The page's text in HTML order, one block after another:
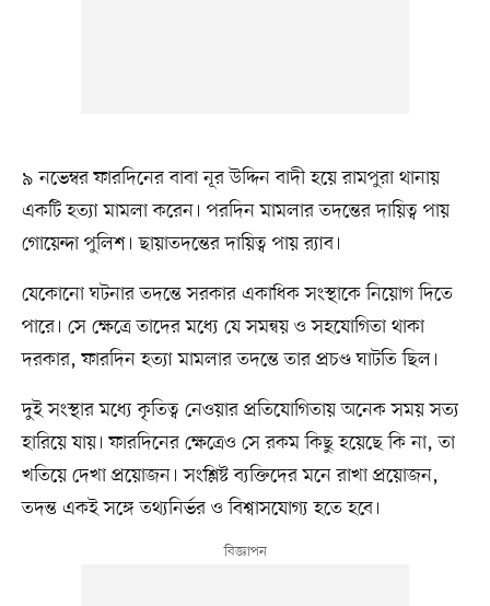
৯ নভেম্বর ফারদিনের বাবা নূর উদ্দিন বাদী হয়ে রামপুরা থানায়
একটি হত্যা মামলা করেন। পরদিন মামলার তদন্তের দায়িত্ব পায়
গোয়েন্দা পুলিশ। ছায়াতদন্তের দায়িত্ব পায় র‍্যাব।
যেকোনো ঘটনার তদন্তে সরকার একাধিক সংস্থাকে নিয়োগ দিতে
পারে। সে ক্ষেত্রে তাদের মধ্যে যে সমন্বয় ও সহযোগিতা থাকা
দরকার, ফারদিন হত্যা মামলার তদন্তে তার প্রচণ্ড ঘাটতি ছিল।
দুই সংস্থার মধ্যে কৃতিত্ব নেওয়ার প্রতিযোগিতায় অনেক সময় সত্য
হারিয়ে যায়। ফারদিনের ক্ষেত্রেও সে রকম কিছু হয়েছে কি না, তা
খতিয়ে দেখা প্রয়োজন। সংশ্লিষ্ট ব্যক্তিদের মনে রাখা প্রয়োজন,
তদন্ত একই সঙ্গে তথ্যনির্ভর ও বিশ্বাসযোগ্য হতে হবে।